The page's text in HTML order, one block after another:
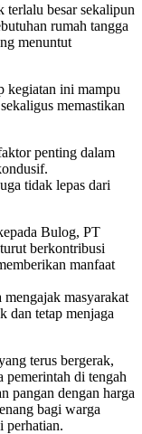
terlalu besar sekalipun
rumah tangga
menuntut
kegiatan ini mampu
memastikan
penting dalam
tidak lepas dari
Bulog, PT
berkontribusi
manfaat
masyarakat
dan tetap menjaga
terus bergerak,
pemerintah di tengah
pangan dengan harga
bagi warga
perhatian.